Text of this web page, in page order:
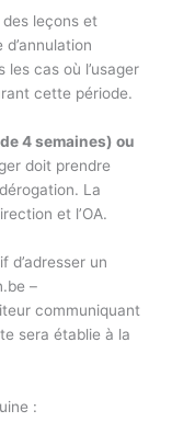
leçons et
les cas où l’usager
cette période.
4 semaines) ou
doit prendre
La
et l’OA.
d’adresser un
–
communiquant
sera établie à la
: